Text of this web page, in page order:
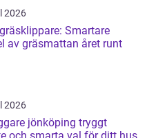
2026
Smartare
av gräsmattan året runt
2026
jönköping tryggt